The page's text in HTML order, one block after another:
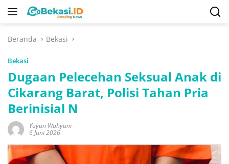
Langsung
Beranda
Bekasi
Bekasi
Dugaan Pelecehan Seksual Anak di
Cikarang Barat, Polisi Tahan Pria
Berinisial N
Yuyun Wahyuni
6 Juni 2026